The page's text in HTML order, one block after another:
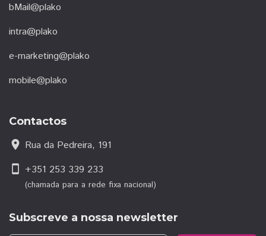
bMail@plako
intra@plako
e-marketing@plako
mobile@plako
Contactos
location_on Rua da Pedreira, 191
smartphone +351 253 339 233
(chamada para a rede fixa nacional)
Subscreve a nossa newsletter